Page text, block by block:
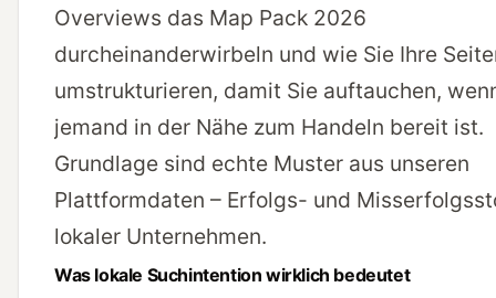
Overviews das Map Pack 2026
durcheinanderwirbeln und wie Sie Ihre
umstrukturieren, damit Sie auftauchen,
jemand in der Nähe zum Handeln bereit ist.
Grundlage sind echte Muster aus unseren
Plattformdaten – Erfolgs- und
lokaler Unternehmen.
Was lokale Suchintention wirklich bedeutet